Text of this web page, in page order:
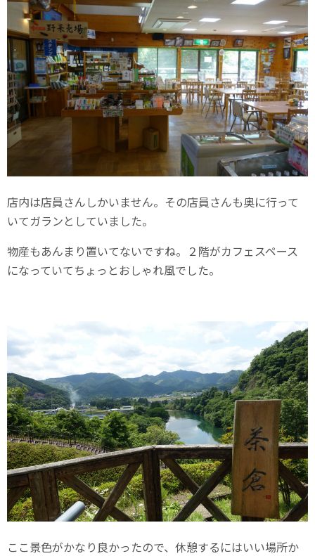
店内は店員さんしかいません。その店員さんも奥に行って
いてガランとしていました。
物産もあんまり置いてないですね。２階がカフェスペース
になっていてちょっとおしゃれ風でした。
ここ景色がかなり良かったので、休憩するにはいい場所か